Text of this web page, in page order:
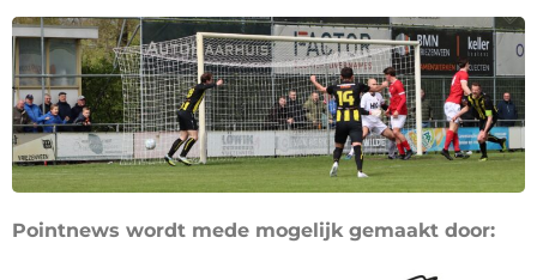
Pointnews wordt mede mogelijk gemaakt door: